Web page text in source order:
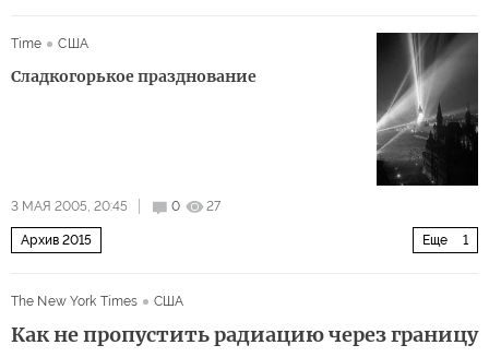
Time США
Сладкогорькое празднование
3 МАЯ 2005, 20:45 0 27
Еще 1
Архив 2015
The New York Times
США
Как не пропустить радиацию через границу